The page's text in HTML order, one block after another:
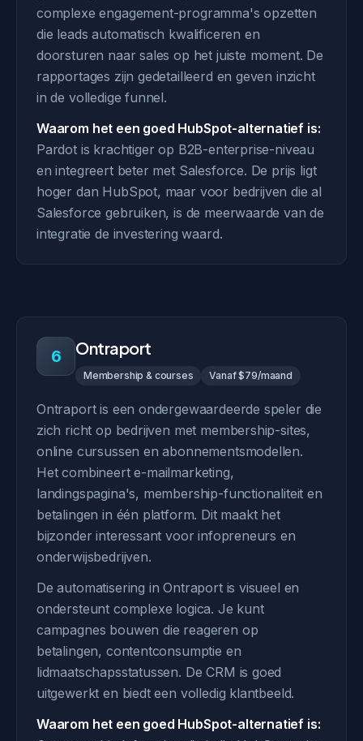
complexe engagement-programma's opzetten
die leads automatisch kwalificeren en
doorsturen naar sales op het juiste moment. De
rapportages zijn gedetailleerd en geven inzicht
in de volledige funnel.
Waarom het een goed HubSpot-alternatief is:
Pardot is krachtiger op B2B-enterprise-niveau
en integreert beter met Salesforce. De prijs ligt
hoger dan HubSpot, maar voor bedrijven die al
Salesforce gebruiken, is de meerwaarde van de
integratie de investering waard.
6 Ontraport
Membership & courses Vanaf $79/maand
Ontraport is een ondergewaardeerde speler die
zich richt op bedrijven met membership-sites,
online cursussen en abonnementsmodellen.
Het combineert e-mailmarketing,
landingspagina's, membership-functionaliteit en
betalingen in één platform. Dit maakt het
bijzonder interessant voor infopreneurs en
onderwijsbedrijven.
De automatisering in Ontraport is visueel en
ondersteunt complexe logica. Je kunt
campagnes bouwen die reageren op
betalingen, contentconsumptie en
lidmaatschapsstatussen. De CRM is goed
uitgewerkt en biedt een volledig klantbeeld.
Waarom het een goed HubSpot-alternatief is: